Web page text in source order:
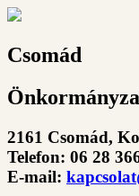
Csomád
2161 Csomád,
Telefon: 06 28
E-mail: